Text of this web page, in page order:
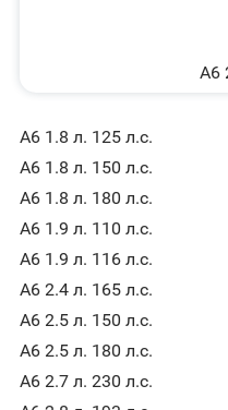
A6
A6 1.8 л. 125 л.с.
A6 1.8 л. 150 л.с.
A6 1.8 л. 180 л.с.
A6 1.9 л. 110 л.с.
A6 1.9 л. 116 л.с.
A6 2.4 л. 165 л.с.
A6 2.5 л. 150 л.с.
A6 2.5 л. 180 л.с.
A6 2.7 л. 230 л.с.